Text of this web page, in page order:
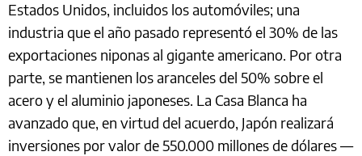
Estados Unidos, incluidos los automóviles; una
industria que el año pasado representó el 30% de las
exportaciones niponas al gigante americano. Por otra
parte, se mantienen los aranceles del 50% sobre el
acero y el aluminio japoneses. La Casa Blanca ha
avanzado que, en virtud del acuerdo, Japón realizará
inversiones por valor de 550.000 millones de dólares —